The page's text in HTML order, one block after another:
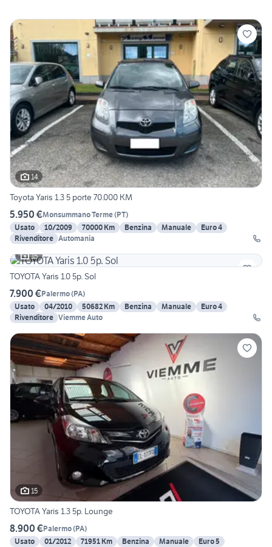
14
Toyota Yaris 1.3 5 porte 70.000 KM
5.950 €Monsummano Terme(PT)
Usato
10/2009 70000 Km Benzina Manuale
Euro 4
Rivenditore Automania
15
TOYOTA Yaris 1.0 5p. Sol
7.900 €Palermo(PA)
Usato
04/2010 50682 Km Benzina Manuale
Euro 4
Rivenditore Viemme Auto
15
TOYOTA Yaris 1.3 5p. Lounge
8.900 €Palermo(PA)
Usato
01/2012 71951 Km Benzina Manuale
Euro 5